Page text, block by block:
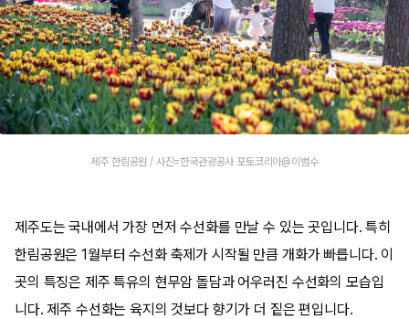
제주 한림공원 / 사진=한국관광공사 포토코리아@이범수
제주도는 국내에서 가장 먼저 수선화를 만날 수 있는 곳입니다. 특히
한림공원은 1월부터 수선화 축제가 시작될 만큼 개화가 빠릅니다. 이
곳의 특징은 제주 특유의 현무암 돌담과 어우러진 수선화의 모습입
니다. 제주 수선화는 육지의 것보다 향기가 더 짙은 편입니다.